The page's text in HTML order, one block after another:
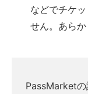
などでチケ
せん。あらか
PassMarket